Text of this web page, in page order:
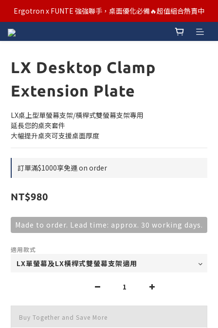
汰舊/升級補助優惠熱烈進行中！符合資格者歡迎申請購物金補助
Ergotron x FUNTE 強強聯手，桌面優化必備🔥超值組合熱賣中
汰舊/升級補助優惠熱烈進行中！符合資格者歡迎申請購物金補助
LX Desktop Clamp
Extension Plate
LX桌上型單螢幕支架/橫桿式雙螢幕支架專用
延長您的桌夾套件
大幅提升桌夾可支援桌面厚度
訂單滿$1000享免運 on order
NT$980
Made to order. Lead time: approx. 30 working days.
適用款式
Buy Together and Save More